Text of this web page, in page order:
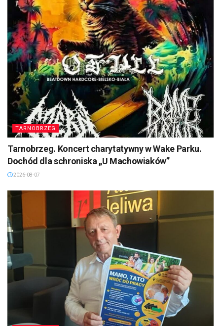
TARNOBRZEG
Tarnobrzeg. Koncert charytatywny w Wake Parku.
Dochód dla schroniska „U Machowiaków”
2026-08-07